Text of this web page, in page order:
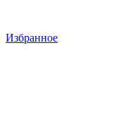
Избранное